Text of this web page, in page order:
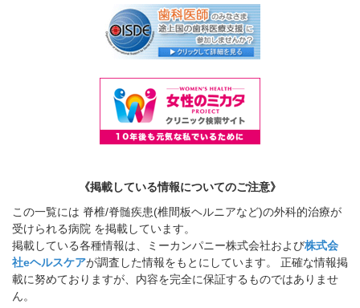
《掲載している情報についてのご注意》
この一覧には 脊椎/脊髄疾患(椎間板ヘルニアなど)の外科的治療が
受けられる病院 を掲載しています。
掲載している各種情報は、ミーカンパニー株式会社および株式会
社eヘルスケアが調査した情報をもとにしています。 正確な情報掲
載に努めておりますが、内容を完全に保証するものではありませ
ん。